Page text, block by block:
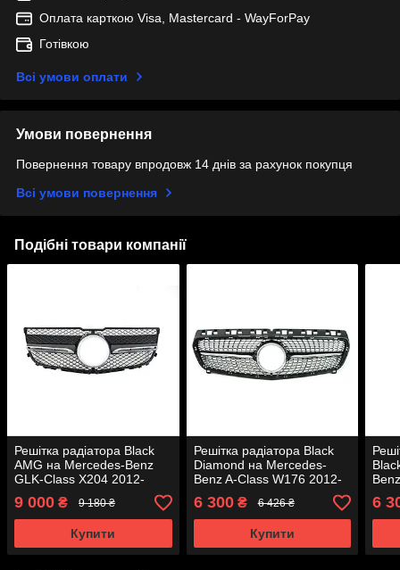
Оплата карткою Visa, Mastercard - WayForPay
Готівкою
Всі умови оплати
Умови повернення
Повернення товару впродовж 14 днів за рахунок покупця
Всі умови повернення
Подібні товари компанії
Решітка радіатора Black
AMG на Mercedes-Benz
GLK-Class X204 2012-
2015 року
9 000 ₴ 9 180 ₴
Купити
Решітка радіатора Black
Diamond на Mercedes-
Benz A-Class W176 2012-
2015 року
6 300₴ 6 426 ₴
Купити
6